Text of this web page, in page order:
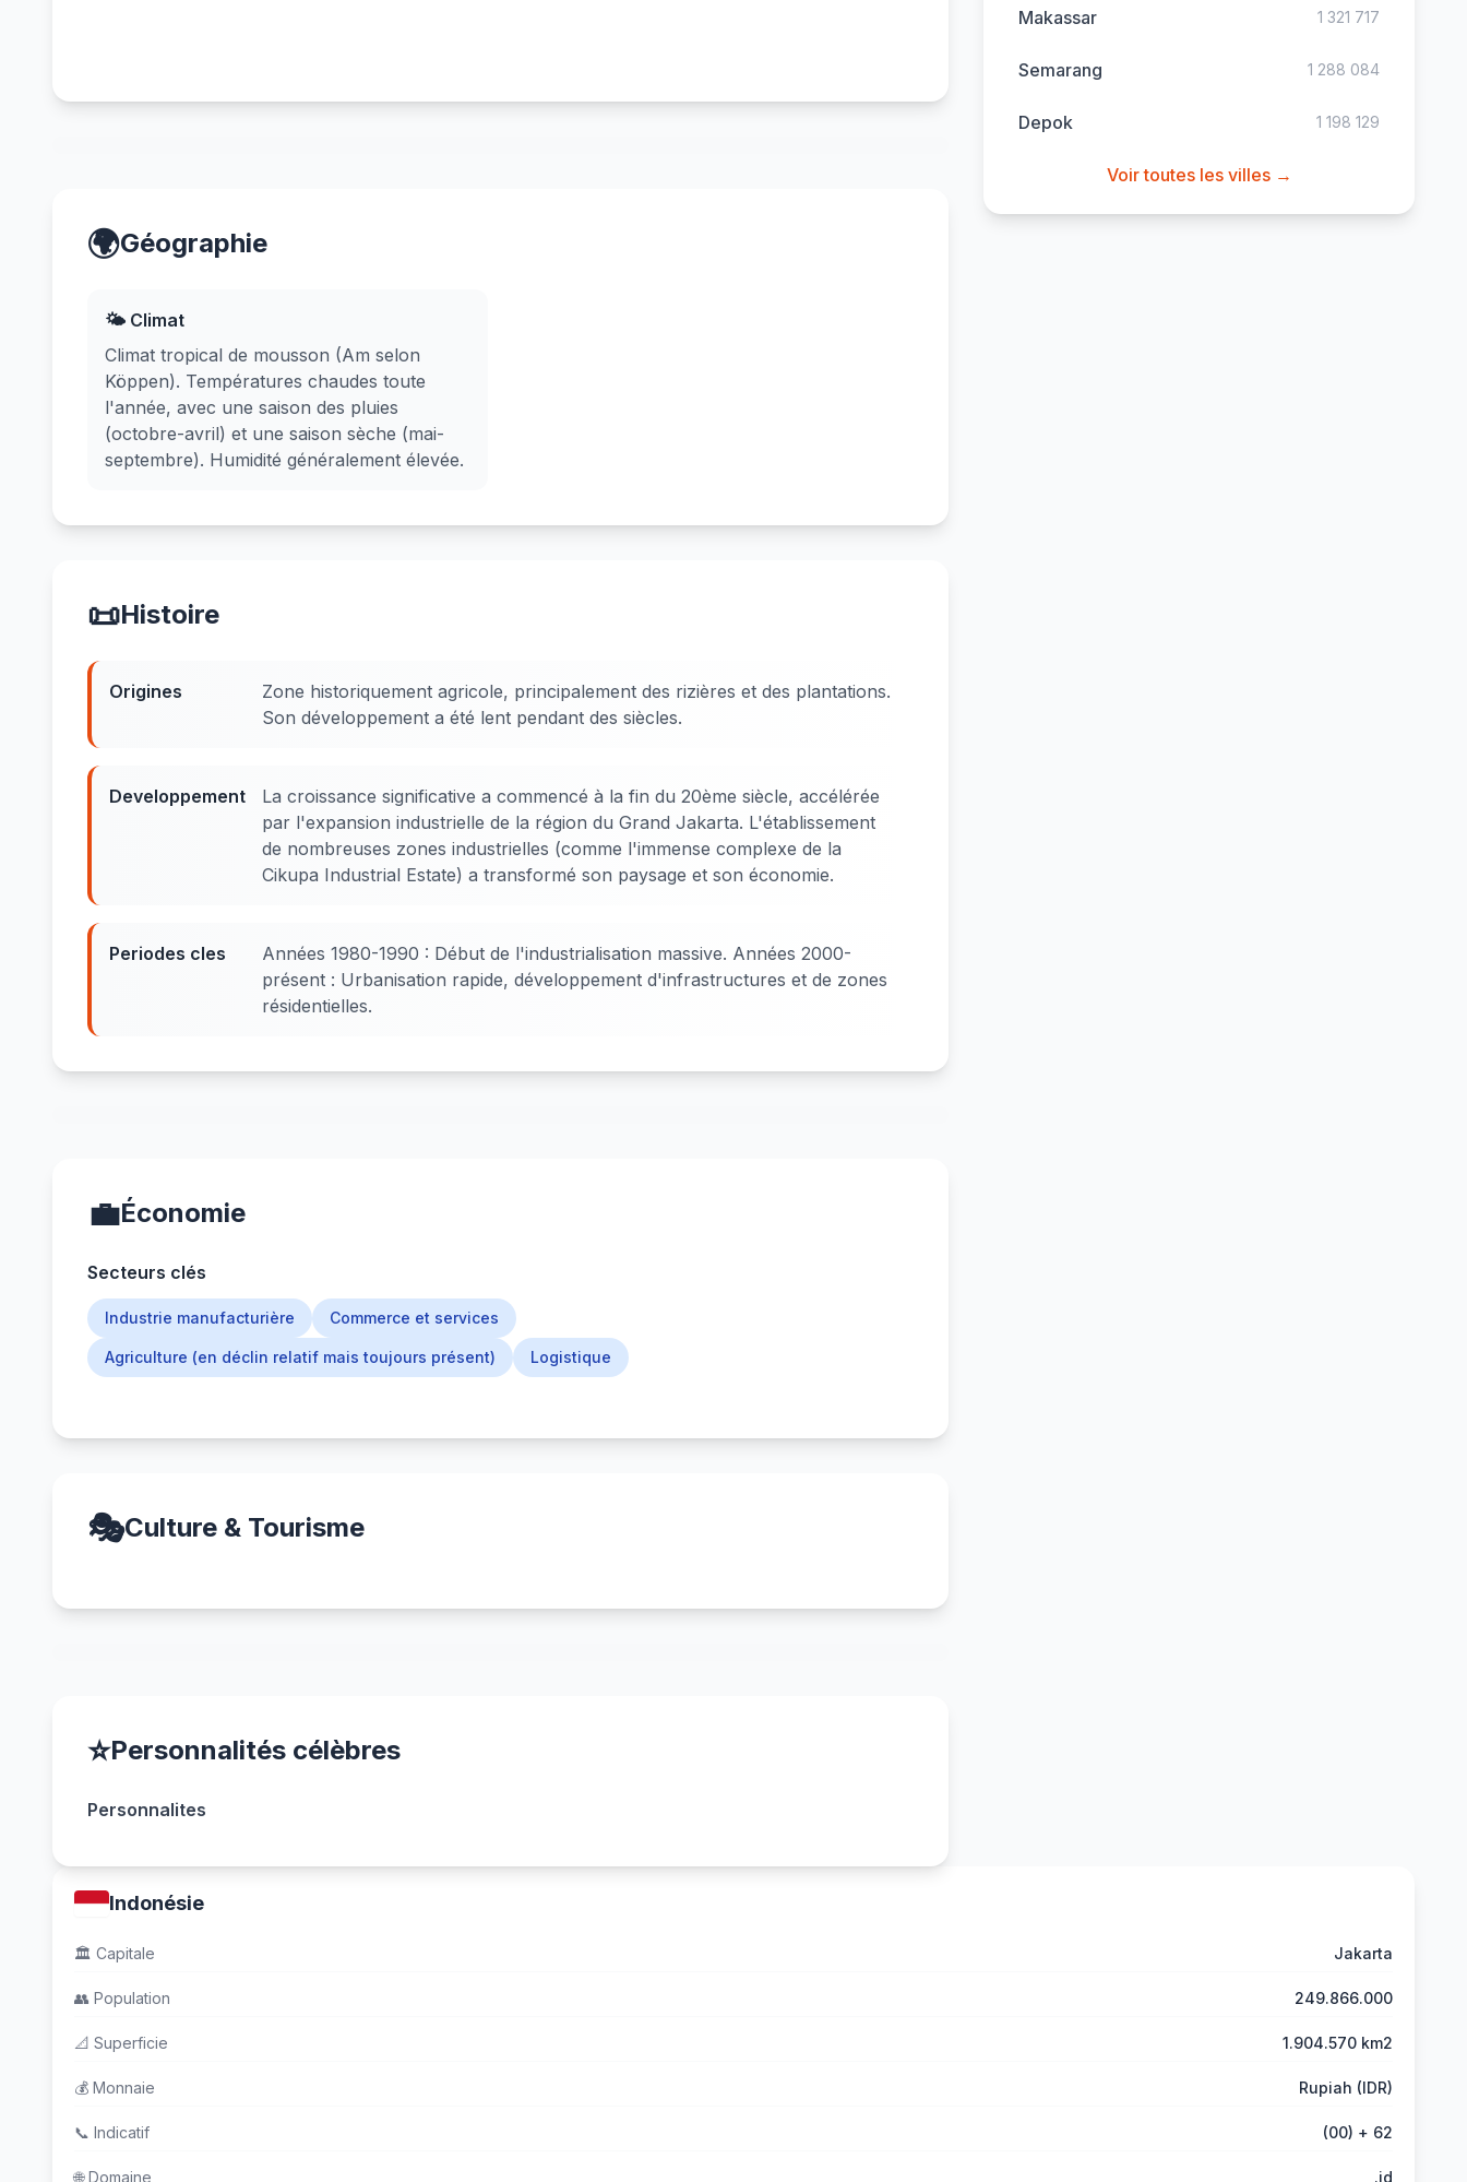
🌍Géographie
🌤️ Climat
Climat tropical de mousson (Am selon
Köppen). Températures chaudes toute
l'année, avec une saison des pluies
(octobre-avril) et une saison sèche (mai-
septembre). Humidité généralement élevée.
📜Histoire
Origines
Zone historiquement agricole, principalement des rizières et des plantations.
Son développement a été lent pendant des siècles.
Developpement
La croissance significative a commencé à la fin du 20ème siècle, accélérée
par l'expansion industrielle de la région du Grand Jakarta. L'établissement
de nombreuses zones industrielles (comme l'immense complexe de la
Cikupa Industrial Estate) a transformé son paysage et son économie.
Periodes cles
Années 1980-1990 : Début de l'industrialisation massive. Années 2000-
présent : Urbanisation rapide, développement d'infrastructures et de zones
résidentielles.
💼Économie
Secteurs clés
Industrie manufacturière Commerce et services
Agriculture (en déclin relatif mais toujours présent) Logistique
🎭Culture & Tourisme
⭐Personnalités célèbres
Personnalites
Makassar 1 321 717
Semarang 1 288 084
Depok 1 198 129
Voir toutes les villes →
Indonésie
🏛️ Capitale Jakarta
👥 Population 249.866.000
📐 Superficie 1.904.570 km2
💰 Monnaie Rupiah (IDR)
📞 Indicatif (00) + 62
🌐Domaine .id